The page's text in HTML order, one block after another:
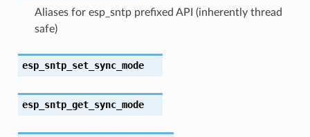
Aliases for esp_sntp prefixed API (inherently thread
safe)
esp_sntp_set_sync_mode
esp_sntp_get_sync_mode